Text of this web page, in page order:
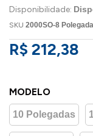
Disponibilidade:
SKU 2000SO-8
R$ 212,38
MODELO
10 Polegadas